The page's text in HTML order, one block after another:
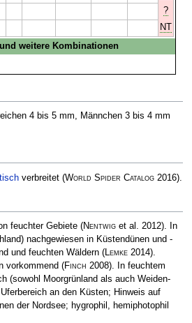
?
NT
weitere Kombinationen
4 bis 5 mm, Männchen 3 bis 4 mm
verbreitet (World Spider Catalog2016).
feuchter Gebiete (Nentwiget al. 2012). In
nachgewiesen in Küstendünen und -
und feuchten Wäldern (Lemke2014).
vorkommend (Finch 2008). In feuchtem
(sowohl Moorgrünland als auch Weiden-
an den Küsten; Hinweis auf
der Nordsee; hygrophil, hemiphotophil